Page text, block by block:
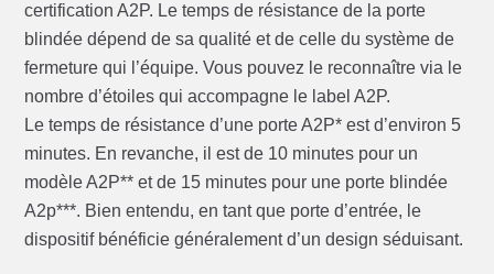
certification A2P. Le temps de résistance de la porte
blindée dépend de sa qualité et de celle du système de
fermeture qui l’équipe. Vous pouvez le reconnaître via le
nombre d’étoiles qui accompagne le label A2P.
Le temps de résistance d’une porte A2P* est d’environ 5
minutes. En revanche, il est de 10 minutes pour un
modèle A2P** et de 15 minutes pour une porte blindée
A2p***. Bien entendu, en tant que porte d’entrée, le
dispositif bénéficie généralement d’un design séduisant.